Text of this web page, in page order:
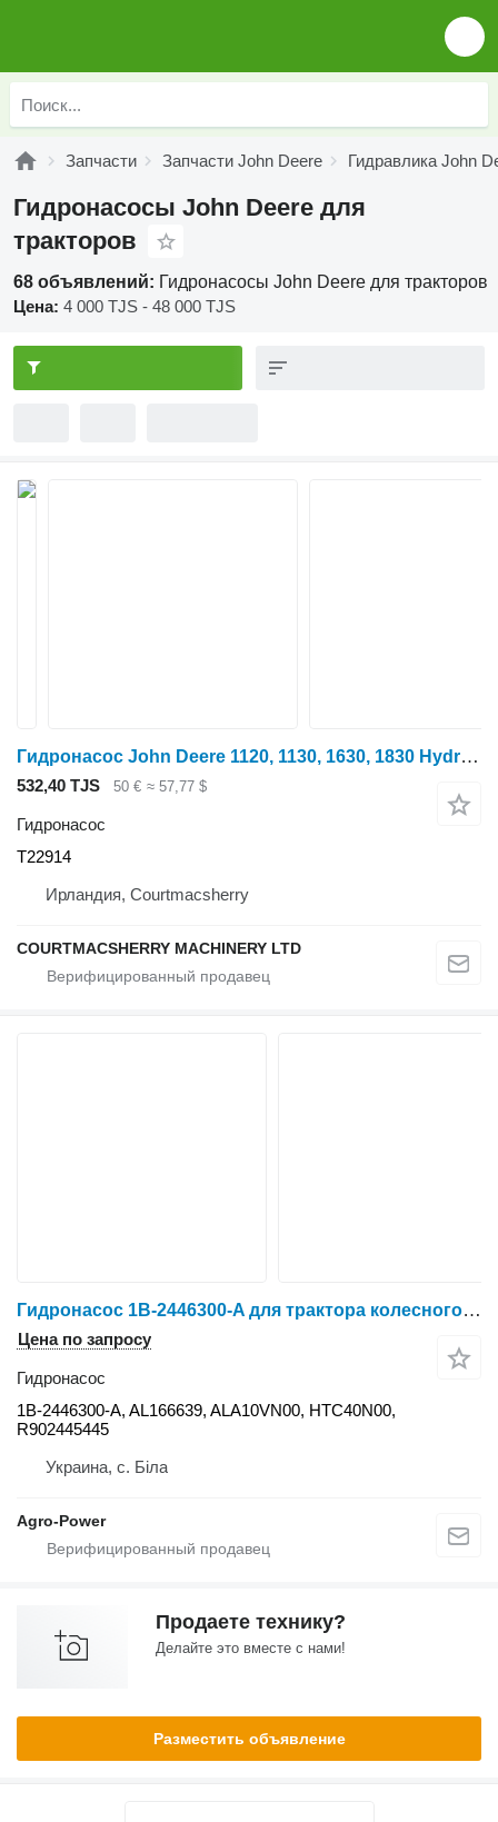
Запчасти Запчасти John Deere Гидравлика John
Гидронасосы John Deere для
тракторов
68 объявлений: Гидронасосы John Deere для тракторов
Цена: 4 000 TJS - 48 000 TJS
Гидронасос John Deere 1120, 1130, 1630, 1830 Hydraulic Pump Drive Shaft Coupler T22914 для трактора колесного
532,40 TJS 50 € ≈ 57,77 $
Гидронасос
T22914
Ирландия, Courtmacsherry
COURTMACSHERRY MACHINERY LTD
Гидронасос 1B-2446300-A для трактора колесного John Deere
Цена по запросу
Гидронасос
1B-2446300-A, AL166639, ALA10VN00, HTC40N00,
R902445445
Украина, с. Біла
Agro-Power
Продаете технику?
Делайте это вместе с нами!
Разместить объявление